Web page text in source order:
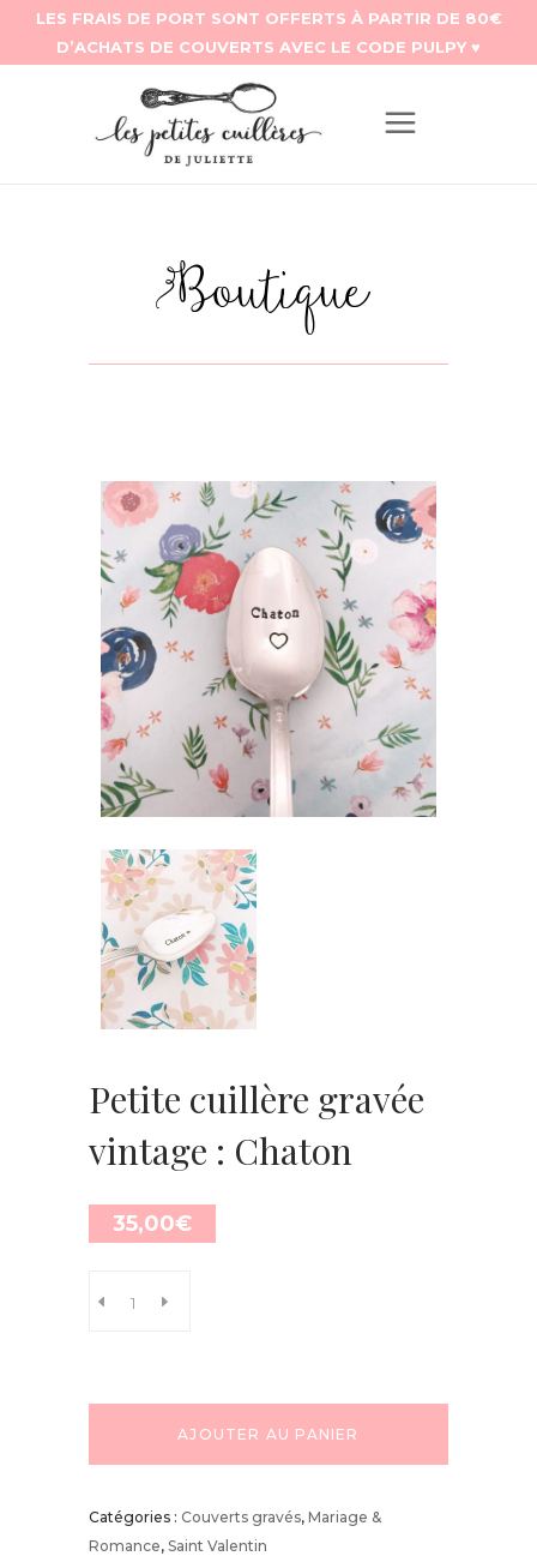
Boutique
Petite cuillère gravée
vintage : Chaton
35,00€
AJOUTER AU PANIER
Catégories : Couverts gravés, Mariage &
Romance, Saint Valentin